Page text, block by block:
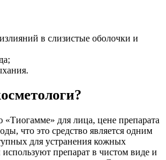
в слизистые оболочки и
«Тиогамме» для лица, цене препарата
что это средство является одним
для устранения кожных
препарат в чистом виде и